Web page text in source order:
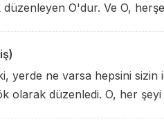
O'dur. Ve O,
yerde ne varsa hepsini
olarak düzenledi. O, her